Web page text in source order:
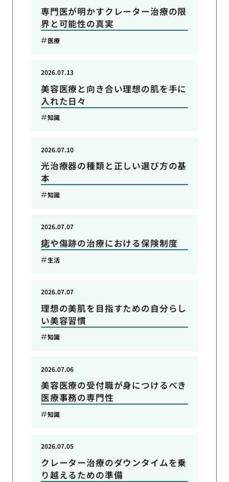
専門医が明かすクレーター治療の限
界と可能性の真実
医療
美容医療と向き合い理想の肌を手に
入れた日々
2026.07.13
知識
光治療器の種類と正しい選び方の基
本
2026.07.10
知識
痣や傷跡の治療における保険制度
2026.07.07
生活
理想の美肌を目指すための自分らし
い美容習慣
2026.07.07
知識
美容医療の受付職が身につけるべき
医療事務の専門性
2026.07.06
知識
クレーター治療のダウンタイムを乗
り越えるための準備
2026.07.05